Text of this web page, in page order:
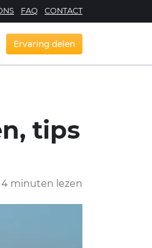
FAQ CONTACT
Ervaring delen
tips
4 minuten lezen